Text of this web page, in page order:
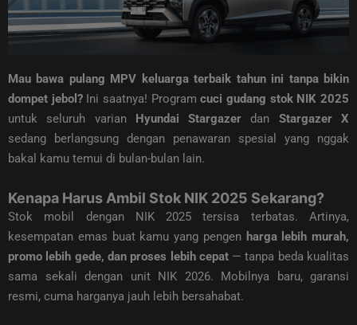
Mau bawa pulang MPV keluarga terbaik tahun ini tanpa bikin
dompet jebol?Ini saatnya! Programcuci gudang stok NIK 2025
untuk seluruh varian
Hyundai Stargazer dan Stargazer X
sedang berlangsung dengan penawaran spesial yang nggak
bakal kamu temui di bulan-bulan lain.
Kenapa Harus Ambil Stok NIK 2025 Sekarang?
Stok mobil dengan NIK 2025 tersisa terbatas. Artinya,
kesempatan emas buat kamu yang pengen harga lebih murah,
promo lebih gede, dan proses lebih cepat— tanpa beda kualitas
sama sekali dengan unit NIK 2026. Mobilnya baru, garansi
resmi, cuma harganya jauh lebih bersahabat.